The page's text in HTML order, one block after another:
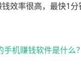
效率很高，最快1
机赚钱软件是什么？